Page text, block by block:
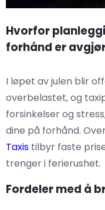
Hvorfor
forhånd er
I løpet av julen blir
overbelastet, og
forsinkelser og
dine på forhånd.
Taxis tilbyr faste
trenger i ferierushet.
Fordeler med å